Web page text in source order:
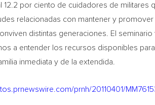
12.2 por ciento de cuidadores de militares
relacionadas con mantener y
distintas generaciones. El
a entender los recursos disponibles
inmediata y de la extendida.
prnh/20110401/